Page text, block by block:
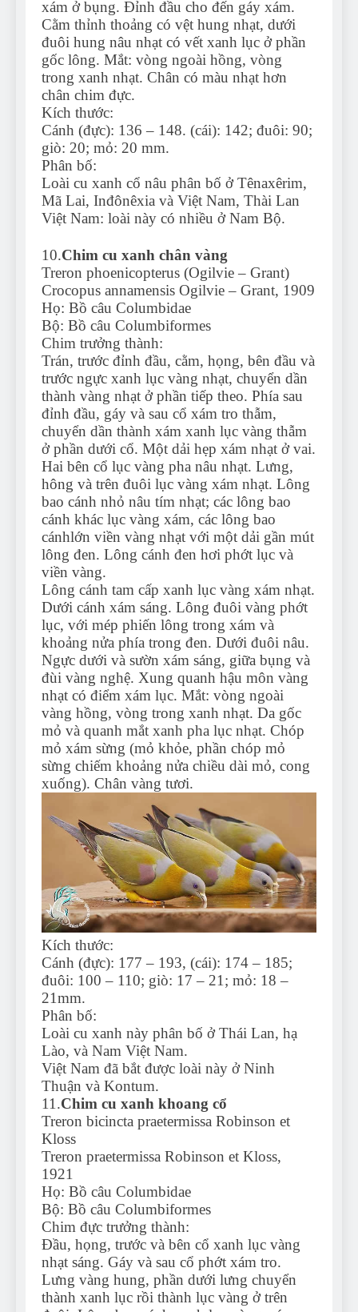
xám ở bụng. Đỉnh đầu cho đến gáy xám.
Cằm thỉnh thoảng có vệt hung nhạt, dưới
đuôi hung nâu nhạt có vết xanh lục ở phần
gốc lông. Mắt: vòng ngoài hồng, vòng
trong xanh nhạt. Chân có màu nhạt hơn
chân chim đực.
Kích thước:
Cánh (đực): 136 – 148. (cái): 142; đuôi: 90;
giò: 20; mỏ: 20 mm.
Phân bố:
Loài cu xanh cổ nâu phân bố ở Tênaxêrim,
Mã Lai, Inđônêxia và Việt Nam, Thài Lan
Việt Nam: loài này có nhiều ở Nam Bộ.
10.Chim cu xanh chân vàng
Treron phoenicopterus (Ogilvie – Grant)
Crocopus annamensis Ogilvie – Grant, 1909
Họ: Bồ câu Columbidae
Bộ: Bồ câu Columbiformes
Chim trưởng thành:
Trán, trước đỉnh đầu, cằm, họng, bên đầu và
trước ngực xanh lục vàng nhạt, chuyển dần
thành vàng nhạt ở phần tiếp theo. Phía sau
đỉnh đầu, gáy và sau cổ xám tro thẫm,
chuyển dần thành xám xanh lục vàng thẫm
ở phần dưới cổ. Một dải hẹp xám nhạt ở vai.
Hai bên cổ lục vàng pha nâu nhạt. Lưng,
hông và trên đuôi lục vàng xám nhạt. Lông
bao cánh nhỏ nâu tím nhạt; các lông bao
cánh khác lục vàng xám, các lông bao
cánhlớn viền vàng nhạt với một dải gần mút
lông đen. Lông cánh đen hơi phớt lục và
viền vàng.
Lông cánh tam cấp xanh lục vàng xám nhạt.
Dưới cánh xám sáng. Lông đuôi vàng phớt
lục, với mép phiến lông trong xám và
khoảng nửa phía trong đen. Dưới đuôi nâu.
Ngực dưới và sườn xám sáng, giữa bụng và
đùi vàng nghệ. Xung quanh hậu môn vàng
nhạt có điểm xám lục. Mắt: vòng ngoài
vàng hồng, vòng trong xanh nhạt. Da gốc
mỏ và quanh mắt xanh pha lục nhạt. Chóp
mỏ xám sừng (mỏ khỏe, phần chóp mỏ
sừng chiếm khoảng nửa chiều dài mỏ, cong
xuống). Chân vàng tươi.
Kích thước:
Cánh (đực): 177 – 193, (cái): 174 – 185;
đuôi: 100 – 110; giò: 17 – 21; mỏ: 18 –
21mm.
Phân bố:
Loài cu xanh này phân bố ở Thái Lan, hạ
Lào, và Nam Việt Nam.
Việt Nam đã bắt được loài này ở Ninh
Thuận và Kontum.
11.Chim cu xanh khoang cổ
Treron bicincta praetermissa Robinson et
Kloss
Treron praetermissa Robinson et Kloss,
1921
Họ: Bồ câu Columbidae
Bộ: Bồ câu Columbiformes
Chim đực trưởng thành:
Đầu, họng, trước và bên cổ xanh lục vàng
nhạt sáng. Gáy và sau cổ phớt xám tro.
Lưng vàng hung, phần dưới lưng chuyển
thành xanh lục rồi thành lục vàng ở trên